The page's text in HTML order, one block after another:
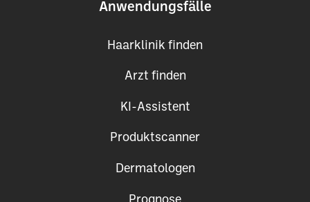
Anwendungsfälle
Haarklinik finden
Arzt finden
KI-Assistent
Produktscanner
Dermatologen
Prognose